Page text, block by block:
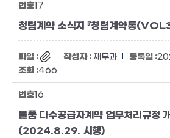
17
청렴계약 소식지 『청렴계약통
재무과
466
16
물품 다수공급자계약 업무처리규정
(2024.8.29. 시행)